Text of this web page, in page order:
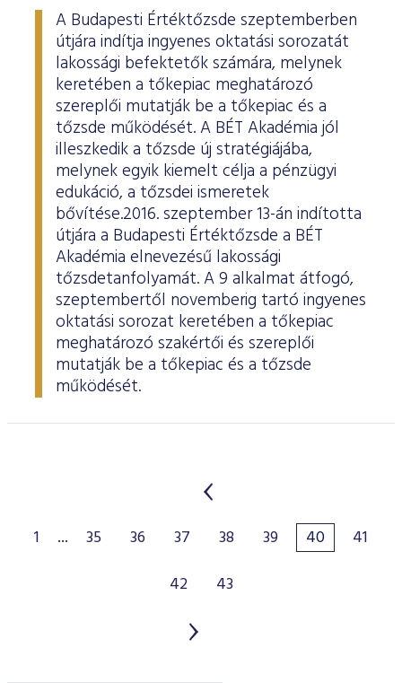
A Budapesti Értéktőzsde szeptemberben
útjára indítja ingyenes oktatási sorozatát
lakossági befektetők számára, melynek
keretében a tőkepiac meghatározó
szereplői mutatják be a tőkepiac és a
tőzsde működését. A BÉT Akadémia jól
illeszkedik a tőzsde új stratégiájába,
melynek egyik kiemelt célja a pénzügyi
edukáció, a tőzsdei ismeretek
bővítése.2016. szeptember 13-án indította
útjára a Budapesti Értéktőzsde a BÉT
Akadémia elnevezésű lakossági
tőzsdetanfolyamát. A 9 alkalmat átfogó,
szeptembertől novemberig tartó ingyenes
oktatási sorozat keretében a tőkepiac
meghatározó szakértői és szereplői
mutatják be a tőkepiac és a tőzsde
működését.
1 ... 35 36 37 38 39 40
41
42
43